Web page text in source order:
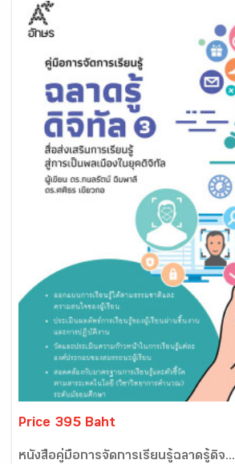
Price 395 Baht
หนังสือคู่มือการจัดการเรียนรู้ฉลาดรู้ดิจ...